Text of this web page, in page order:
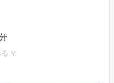
る ∨